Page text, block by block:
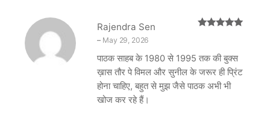
Rajendra Sen
– May 29, 2026
पाठक साहब के 1980 से 1995 तक की बुक्स
ख़ास तौर पे विमल और सुनील के जरूर ही प्रिंट
होना चाहिए, बहुत से मुझ जैसे पाठक अभी भी
खोज कर रहे हैं।